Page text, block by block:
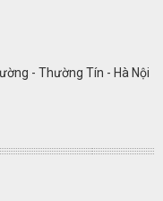
- Thường Tín - Hà Nội